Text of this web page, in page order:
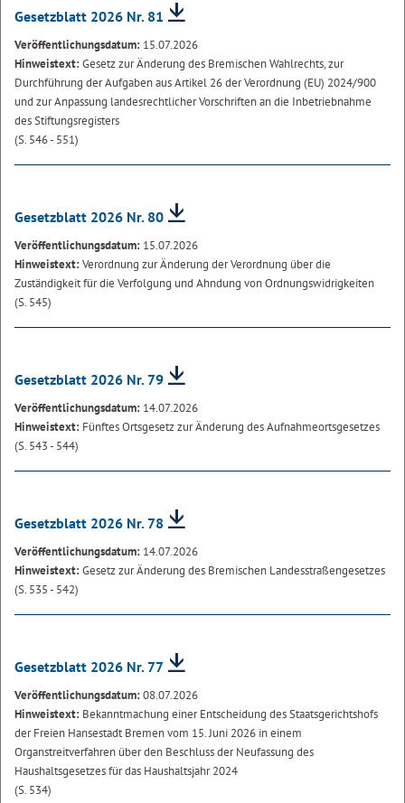
Gesetzblatt 2026 Nr. 81
Veröffentlichungsdatum: 15.07.2026
Hinweistext:Gesetz zur Änderung des Bremischen Wahlrechts, zur
Durchführung der Aufgaben aus Artikel 26 der Verordnung (EU) 2024/900
und zur Anpassung landesrechtlicher Vorschriften an die Inbetriebnahme
des Stiftungsregisters
(S. 546 - 551)
Gesetzblatt 2026 Nr. 80
Veröffentlichungsdatum: 15.07.2026
Hinweistext:Verordnung zur Änderung der Verordnung über die
Zuständigkeit für die Verfolgung und Ahndung von Ordnungswidrigkeiten
(S. 545)
Gesetzblatt 2026 Nr. 79
Veröffentlichungsdatum: 14.07.2026
Hinweistext: Fünftes Ortsgesetz zur Änderung des Aufnahmeortsgesetzes
(S. 543 - 544)
Gesetzblatt 2026 Nr. 78
Veröffentlichungsdatum: 14.07.2026
Hinweistext:Gesetz zur Änderung des Bremischen Landesstraßengesetzes
(S. 535 - 542)
Gesetzblatt 2026 Nr. 77
Veröffentlichungsdatum:08.07.2026
Hinweistext: Bekanntmachung einer Entscheidung des Staatsgerichtshofs
der Freien Hansestadt Bremen vom 15. Juni 2026 in einem
Organstreitverfahren über den Beschluss der Neufassung des
Haushaltsgesetzes für das Haushaltsjahr 2024
(S. 534)